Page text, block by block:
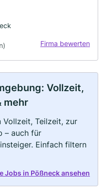
Firma bewerten
Vollzeit,
mehr
Vollzeit, Teilzeit, zur
– auch für
Einfach filtern
Jobs in Pößneck ansehen